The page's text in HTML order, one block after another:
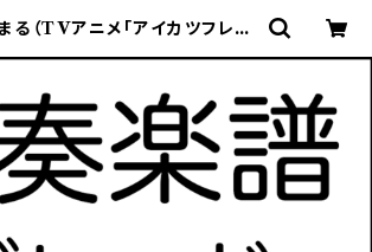
る（TVアニメ「アイカツフレン
・オンラインストア | 吹奏楽譜